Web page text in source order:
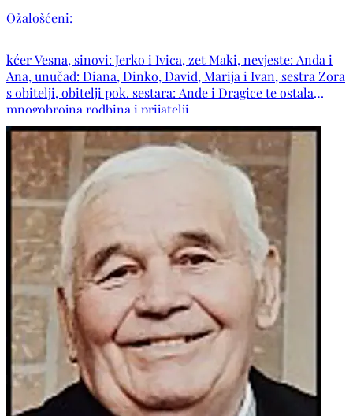
Ožalošćeni:
kćer Vesna, sinovi: Jerko i Ivica, zet Maki, nevjeste: Anda i
Ana, unučad: Diana, Dinko, David, Marija i Ivan, sestra Zora
s obitelji, obitelji pok. sestara: Ande i Dragice te ostala
mnogobrojna rodbina i prijatelji.